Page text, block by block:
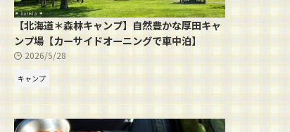
【北海道＊森林キャンプ】自然豊かな厚田キャ
ンプ場【カーサイドオーニングで車中泊】
2026/5/28
キャンプ